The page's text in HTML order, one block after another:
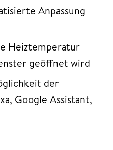
Anpassung
Heiztemperatur
geöffnet wird
der
Google Assistant,